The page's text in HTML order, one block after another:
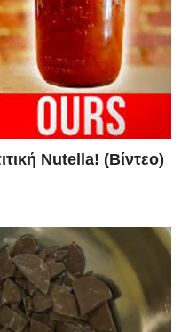
Nutella! (Βίντεο)